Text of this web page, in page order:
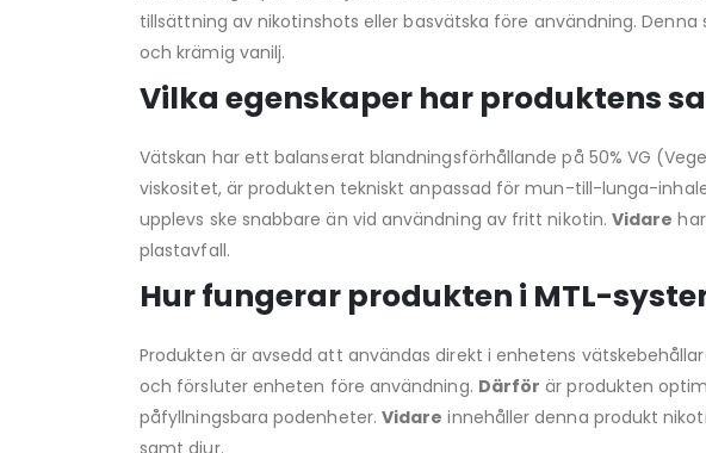
tillsättning av nikotinshots eller basvätska före användning.
och krämig vanilj.
Vilka egenskaper har produktens
Vätskan har ett balanserat blandningsförhållande på 50% VG
viskositet, är produkten tekniskt anpassad för mun-till-lunga-
upplevs ske snabbare än vid användning av fritt nikotin. Vidare
plastavfall.
Hur fungerar produkten i MTL-
Produkten är avsedd att användas direkt i enhetens
och försluter enheten före användning. Därför är produkten
påfyllningsbara podenheter. Vidare innehåller denna produkt